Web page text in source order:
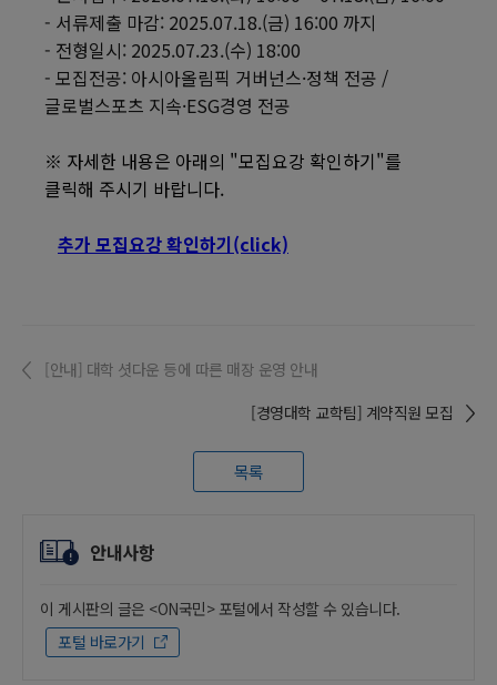
- 서류제출 마감: 2025.07.18.(금) 16:00 까지
- 전형일시: 2025.07.23.(수) 18:00
- 모집전공: 아시아올림픽 거버넌스·정책 전공 /
글로벌스포츠 지속·ESG경영 전공
※ 자세한 내용은 아래의 "모집요강 확인하기"를
클릭해 주시기 바랍니다.
추가 모집요강 확인하기(click)
[안내] 대학 셧다운 등에 따른 매장 운영 안내
[경영대학 교학팀] 계약직원 모집
목록
안내사항
이 게시판의 글은 <ON국민> 포털에서 작성할 수 있습니다.
포털 바로가기